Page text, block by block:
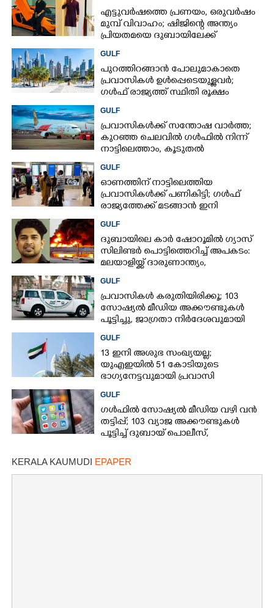
എട്ടുവർഷത്തെ പ്രണയം,​ ഒരുവർഷം
മുമ്പ് വിവാഹം; ഷിജിന്റെ അന്ത്യം
പ്രിയതമയെ ദുബായിലേക്ക്
GULF
പുറത്തിറങ്ങാൻ പോലുമാകാതെ
പ്രവാസികൾ ഉൾപ്പെടെയുള്ളവർ;
ഗൾഫ് രാജ്യത്ത് സ്ഥിതി രൂക്ഷം
GULF
പ്രവാസികൾക്ക് സന്തോഷ വാർത്ത;
കുറഞ്ഞ ചെലവിൽ ഗൾഫിൽ നിന്ന്
നാട്ടിലെത്താം,​ കൂടുതൽ
എക്സ്പ്രസ്
GULF
ഓണത്തിന് നാട്ടിലെത്തിയ
പ്രവാസികൾക്ക് പണികിട്ടി; ഗൾഫ്
രാജ്യത്തേക്ക് മടങ്ങാൻ ഇനി
GULF
ദുബായിലെ കാർ ഷോറൂമിൽ ഗ്യാസ്
സിലിണ്ടർ പൊട്ടിത്തെറിച്ച് അപകടം:
മലയാളിയ്ക്ക് ദാരുണാന്ത്യം,
GULF
പ്രവാസികൾ കരുതിയിരിക്കൂ; 103
സോഷ്യൽ മീഡിയ അക്കൗണ്ടുകൾ
പൂട്ടിച്ചു, ജാഗ്രതാ നിർദേശവുമായി
GULF
13 ഇനി അശുഭ സംഖ്യയല്ല;
യുഎഇയിൽ 51 കോടിയുടെ
ഭാഗ്യനേട്ടവുമായി പ്രവാസി
GULF
ഗൾഫിൽ സോഷ്യൽ മീഡിയ വഴി വൻ
തട്ടിപ്പ്; 103 വ്യാജ അക്കൗണ്ടുകൾ
പൂട്ടിച്ച് ദുബായ് പൊലീസ്,
KERALA KAUMUDI EPAPER